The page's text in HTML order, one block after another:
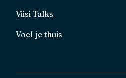
Viisi Talks
Voel je thuis